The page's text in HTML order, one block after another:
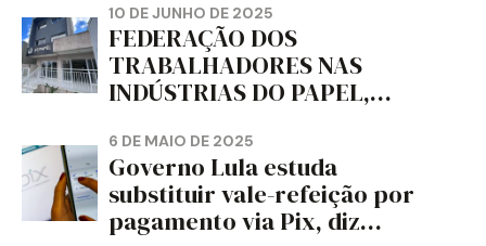
MUNDO, DIZ FITCH
10 DE JUNHO DE 2025
FEDERAÇÃO DOS
TRABALHADORES NAS
INDÚSTRIAS DO PAPEL,
CORTIÇA E ARTEFATOS DE
PAPEL DO ESTADO DO
PARANÁ – FETRAPEL-PR
6 DE MAIO DE 2025
Governo Lula estuda
substituir vale-refeição por
pagamento via Pix, diz